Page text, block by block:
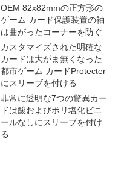
OEM 82x82mmの正方形の
ゲーム カード保護装置の袖
は曲がったコーナーを防ぐ
カスタマイズされた明確な
カードは大がま無くなった
都市ゲーム カードProtecter
にスリーブを付ける
非常に透明な7つの驚異カー
ドは酸およびポリ塩化ビニ
ールなしにスリーブを付け
る